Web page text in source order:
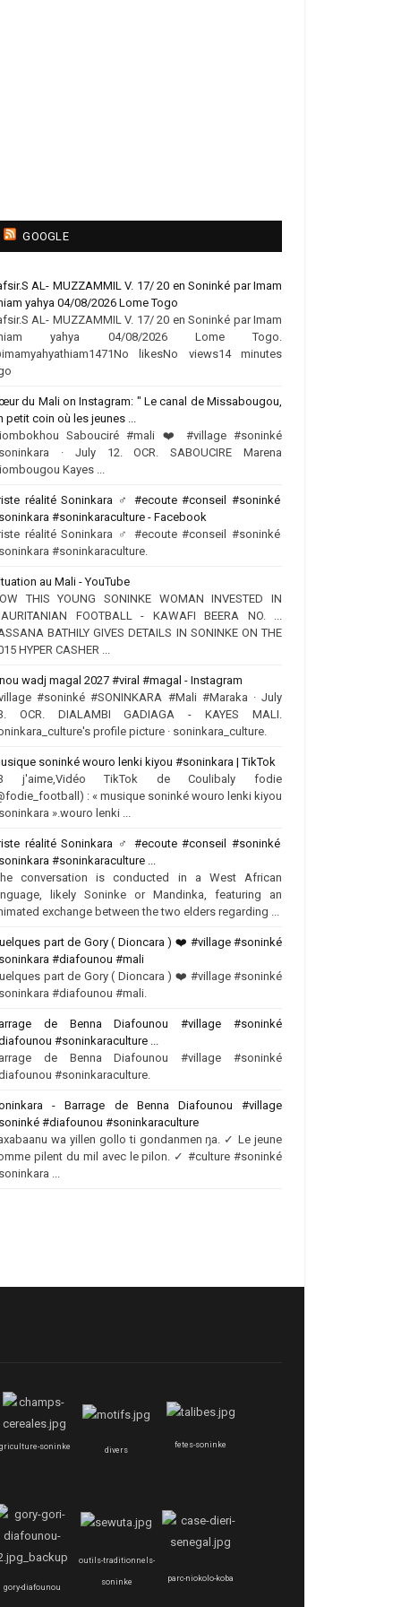
GOOGLE
AL- MUZZAMMIL V. 17/ 20 en Soninké par Imam
yahya 04/08/2026 Lome Togo
AL- MUZZAMMIL V. 17/ 20 en Soninké par Imam
yahya 04/08/2026 Lome Togo.
likesNo views14 minutes
du Mali on Instagram: " Le canal de Missabougou,
petit coin où les jeunes ...
Sabouciré #mali ❤️‍ #village #soninké
· July 12. OCR. SABOUCIRE Marena
Kayes ...
réalité Soninkara ‍♂️ #ecoute #conseil #soninké
#soninkaraculture - Facebook
réalité Soninkara ‍♂️ #ecoute #conseil #soninké
#soninkaraculture.
au Mali - YouTube
THIS YOUNG SONINKE WOMAN INVESTED IN
FOOTBALL - KAWAFI BEERA NO. ...
BATHILY GIVES DETAILS IN SONINKE ON THE
HYPER CASHER ...
wadj magal 2027 #viral #magal - Instagram
#soninké #SONINKARA #Mali #Maraka · July
OCR. DIALAMBI GADIAGA - KAYES MALI.
profile picture · soninkara_culture.
soninké wouro lenki kiyou #soninkara | TikTok
j'aime,Vidéo TikTok de Coulibaly fodie
: « musique soninké wouro lenki kiyou
».wouro lenki ...
réalité Soninkara ‍♂️ #ecoute #conseil #soninké
#soninkaraculture ...
conversation is conducted in a West African
likely Soninke or Mandinka, featuring an
exchange between the two elders regarding ...
part de Gory ( Dioncara ) ❤️‍ #village #soninké
#diafounou #mali
part de Gory ( Dioncara ) ❤️‍ #village #soninké
#diafounou #mali.
de Benna Diafounou #village #soninké
#soninkaraculture ...
de Benna Diafounou #village #soninké
#soninkaraculture.
- Barrage de Benna Diafounou #village
#diafounou #soninkaraculture
wa yillen gollo ti gondanmen ŋa. ✓ Le jeune
pilent du mil avec le pilon. ✓ #culture #soninké
...
soninke divers
fetes-soninke
gory-diafounou
outils-traditionnels-
soninke parc-niokolo-koba